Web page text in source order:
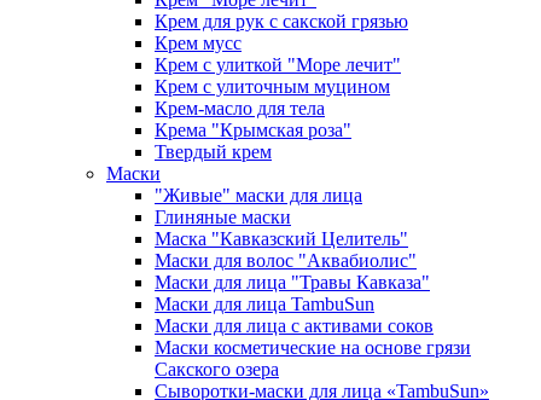
Крем для рук с сакской грязью
Крем мусс
Крем с улиткой "Море лечит"
Крем с улиточным муцином
Крем-масло для тела
Крема "Крымская роза"
Твердый крем
Маски
"Живые" маски для лица
Глиняные маски
Маска "Кавказский Целитель"
Маски для волос "Аквабиолис"
Маски для лица "Травы Кавказа"
Маски для лица TambuSun
Маски для лица с активами соков
Маски косметические на основе грязи
Сакского озера
Сыворотки-маски для лица «TambuSun»